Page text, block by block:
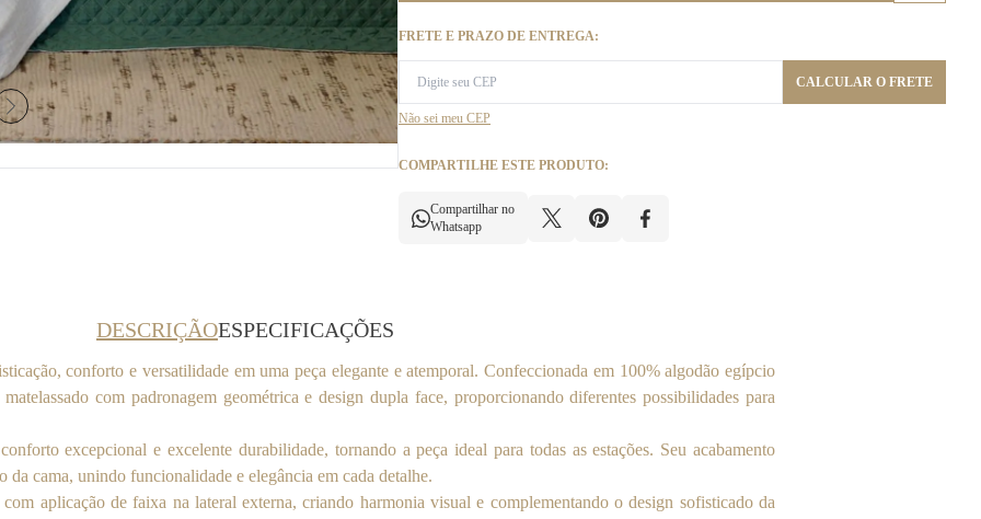
FRETE E PRAZO DE ENTREGA:
CALCULAR O FRETE
Não sei meu CEP
COMPARTILHE ESTE PRODUTO:
Compartilhar no
Whatsapp
DESCRIÇÃOESPECIFICAÇÕES
conforto e versatilidade em uma peça elegante e atemporal. Confeccionada em 100% algodão egípcio
com padronagem geométrica e design dupla face, proporcionando diferentes possibilidades para
excepcional e excelente durabilidade, tornando a peça ideal para todas as estações. Seu acabamento
cama, unindo funcionalidade e elegância em cada detalhe.
aplicação de faixa na lateral externa, criando harmonia visual e complementando o design sofisticado da